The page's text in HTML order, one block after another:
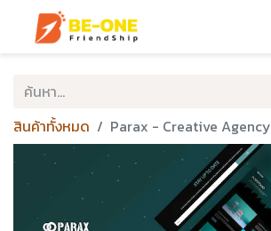
สินค้าทั้งหมด Parax - Creative Agency